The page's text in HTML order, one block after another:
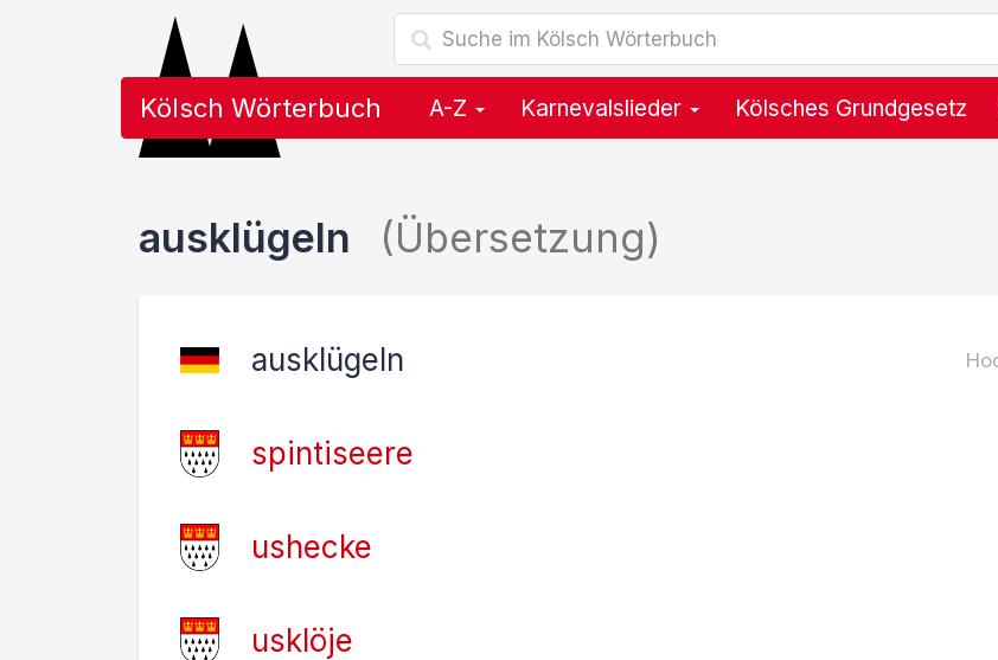
Kölsch Wörterbuch A-Z Karnevalslieder Kölsches Grundgesetz
ausklügeln (Übersetzung)
ausklügeln
spintiseere
ushecke
usklöje